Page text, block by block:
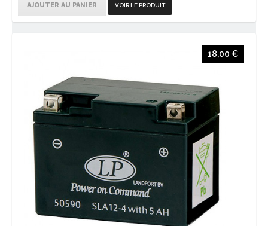
AJOUTER AU PANIER VOIR LE PRODUIT
18,00 €